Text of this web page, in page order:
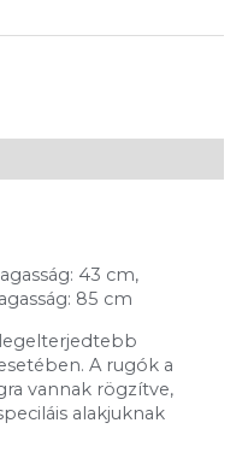
43 cm,
85 cm
A rugók a
vannak rögzítve,
alakjuknak